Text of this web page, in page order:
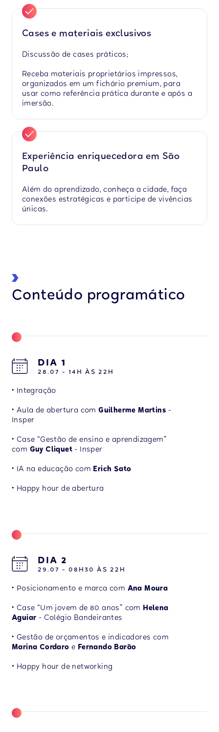
Cases e materiais exclusivos
Discussão de cases práticos;
Receba materiais proprietários impressos,
organizados em um fichário premium, para
usar como referência prática durante e após a
imersão.
Experiência enriquecedora em São
Paulo
Além do aprendizado, conheça a cidade, faça
conexões estratégicas e participe de vivências
únicas.
Conteúdo programático
DIA 1
28.07 - 14H ÀS 22H
• Integração
• Aula de abertura comGuilherme Martins -
Insper
• Case “Gestão de ensino e aprendizagem”
com Guy Cliquet - Insper
• IA na educação com Erich Sato
• Happy hour de abertura
DIA 2
29.07 - 08H30 ÀS 22H
• Posicionamento e marca com Ana Moura
• Case “Um jovem de 80 anos” com Helena
Aguiar - Colégio Bandeirantes
• Gestão de orçamentos e indicadores com
Marina Cordaro e Fernando Barão
• Happy hour de networking